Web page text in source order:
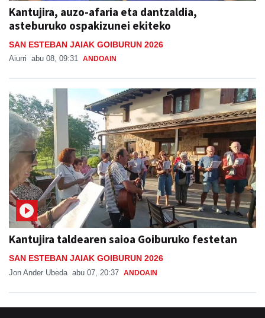
Kantujira, auzo-afaria eta dantzaldia,
asteburuko ospakizunei ekiteko
SAN ESTEBAN JAIAK GOIBURUN 2026
Aiurri abu 08, 09:31 ANDOAIN
Kantujira taldearen saioa Goiburuko festetan
SAN ESTEBAN JAIAK GOIBURUN 2026
Jon Ander Ubeda abu 07, 20:37 ANDOAIN